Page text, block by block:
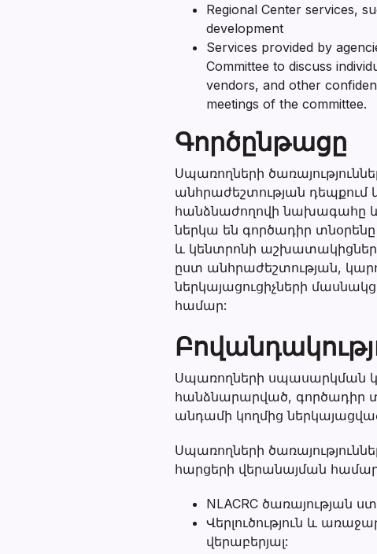
Regional Center services,
development
Services provided by
Committee to discuss
vendors, and other
meetings of the committee.
Գործընթացը
Սպառողների
անհրաժեշտության դեպքում
հանձնաժողովի նախագահը և
ներկա են գործադիր
և կենտրոնի
ըստ անհրաժեշտության,
ներկայացուցիչների
համար:
Սպառողների սպասարկման
հանձնարարված, գործադիր
անդամի կողմից
Սպառողների
հարցերի վերանայման
NLACRC ծառայության
Վերլուծություն և
վերաբերյալ: